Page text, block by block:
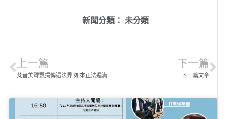
新聞分類： 未分類
上一篇
梵音美聲飄揚傳遍法界 如來正法遍滿虛空
下一篇
下一篇文章